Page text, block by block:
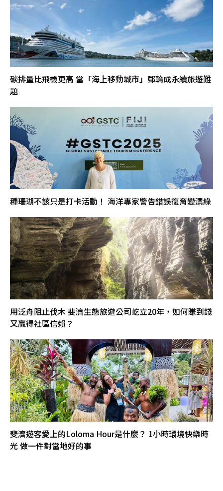
碳排量比飛機更高 當「海上移動城市」郵輪成永續旅遊難
題
種珊瑚不該只是打卡活動！ 海洋專家警告錯誤復育變漂綠
用泛舟阻止伐木 斐濟生態旅遊公司屹立20年，如何賺到錢
又贏得社區信賴？
斐濟遊客愛上的Loloma Hour是什麼？ 1小時環境快樂時
光 做一件對當地好的事